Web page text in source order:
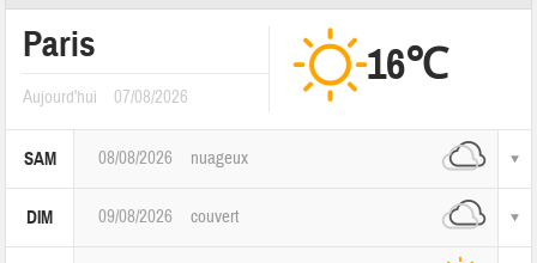
Paris
Aujourd'hui 07/08/2026
16℃
SAM 08/08/2026 nuageux
DIM 09/08/2026 couvert